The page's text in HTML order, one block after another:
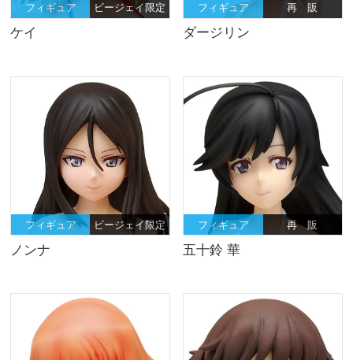
フィギュア ビージェイ限定
ケイ
フィギュア 再 販
ダージリン
フィギュア ビージェイ限定
ノンナ
フィギュア 再 販
五十鈴 華